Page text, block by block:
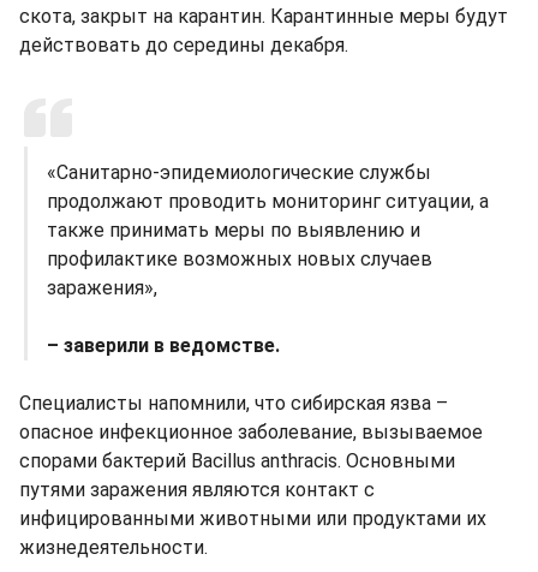
скота, закрыт на карантин. Карантинные меры будут
действовать до середины декабря.
«Санитарно-эпидемиологические службы
продолжают проводить мониторинг ситуации, а
также принимать меры по выявлению и
профилактике возможных новых случаев
заражения»,
– заверили в ведомстве.
Специалисты напомнили, что сибирская язва –
опасное инфекционное заболевание, вызываемое
спорами бактерий Bacillus anthracis. Основными
путями заражения являются контакт с
инфицированными животными или продуктами их
жизнедеятельности.